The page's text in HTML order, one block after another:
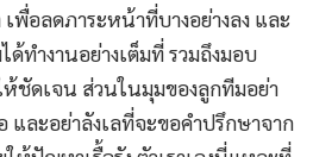
พื่อลดภาระหน้าที่บางอย่างลง และ
ทำงานอย่างเต็มที่ รวมถึงมอบ
ห้ชัดเจน ส่วนในมุมของลูกทีมอย่า
และอย่าลังเลที่จะขอคำปรึกษาจาก